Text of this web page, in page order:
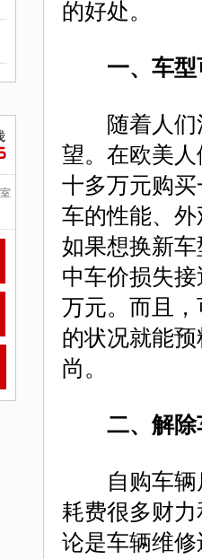
的好处。
一、车
随着人们消
望。在欧美
十多万元购
车的性能、
如果想换新
中车价损失
万元。而且
的状况就能
尚。
二、解除
自购车辆后
耗费很多财
论是车辆维